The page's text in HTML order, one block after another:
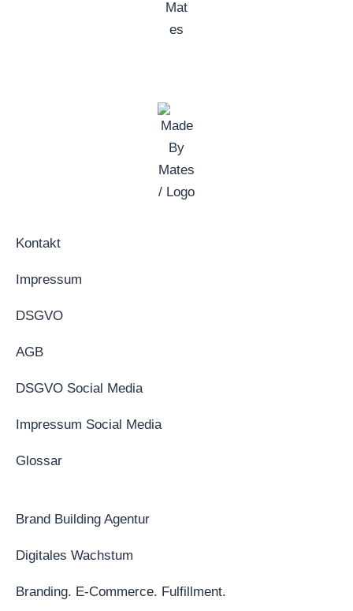
Kontakt
Impressum
DSGVO
AGB
DSGVO Social Media
Impressum Social Media
Glossar
Brand Building Agentur
Digitales Wachstum
Branding. E-Commerce. Fulfillment.